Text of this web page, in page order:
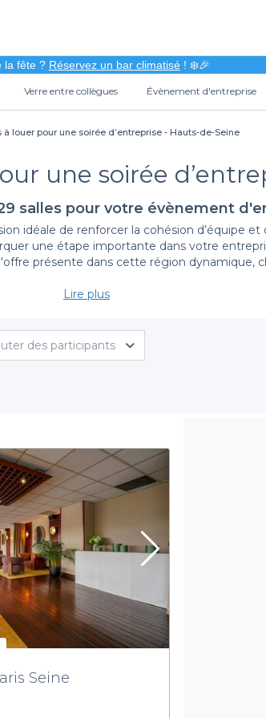
la fête ? Réservez un bar climatisé! ❄️🎉
Verre entre collègues Évènement d'entreprise
louer pour une soirée d’entreprise - Hauts-de-Seine
une soirée
salles pour votre évènement
idéale de renforcer la cohésion d’équipe
une étape importante dans votre
présente dans cette région dynamique,
spécifiques. C’est pourquoi nous vous
Que vous recherchiez un cadre chic
De plus, nos établissements associés
et la possibilité de personnaliser
n’a jamais été aussi facile grâce à notre
tous les services proposés. Chaque salle
enrichir votre événement. Vous n’aurez
soirée avec vos collaborateurs.
votre prochaine soirée d'entreprise dans les
Choisissez la simplicité, la
les options qui s'offrent à vous.
Lire plus
des participants
Seine